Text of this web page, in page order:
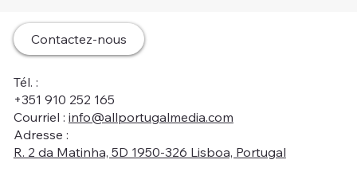
Contactez-nous
Tél. :
+351 910 252 165
Courriel : info@allportugalmedia.com
Adresse :
R. 2 da Matinha, 5D 1950-326 Lisboa, Portugal